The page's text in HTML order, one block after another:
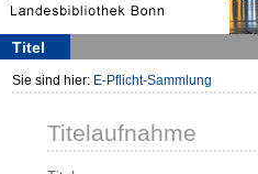
Titel
Sie sind hier: E-Pflicht-Sammlung
Titelaufnahme